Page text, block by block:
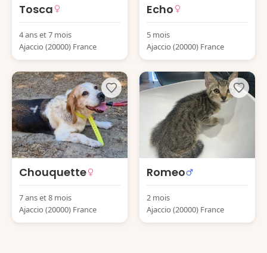
Tosca
4 ans et 7 mois
Ajaccio (20000) France
Echo
5 mois
Ajaccio (20000) France
Chouquette
7 ans et 8 mois
Ajaccio (20000) France
Romeo
2 mois
Ajaccio (20000) France